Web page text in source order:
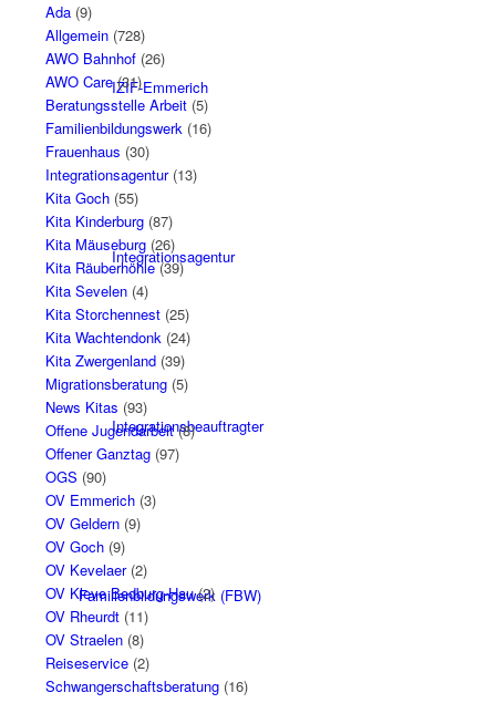
IZIF-Emmerich
Integrationsagentur
Integrationsbeauftragter
Familienbildungswerk (FBW)
Ada(9)
Allgemein(728)
AWO Bahnhof(26)
AWO Care(31)
Beratungsstelle Arbeit(5)
Familienbildungswerk(16)
Frauenhaus (30)
Integrationsagentur(13)
Kita Goch(55)
Kita Kinderburg(87)
Kita Mäuseburg(26)
Kita Räuberhöhle(39)
Kita Sevelen(4)
Kita Storchennest(25)
Kita Wachtendonk(24)
Kita Zwergenland(39)
Migrationsberatung(5)
News Kitas (93)
Offene Jugendarbeit(8)
Offener Ganztag(97)
OGS (90)
OV Emmerich(3)
OV Geldern(9)
OV Goch(9)
OV Kevelaer(2)
OV Kleve Bedburg-Hau(2)
OV Rheurdt(11)
OV Straelen(8)
Reiseservice(2)
Schwangerschaftsberatung(16)